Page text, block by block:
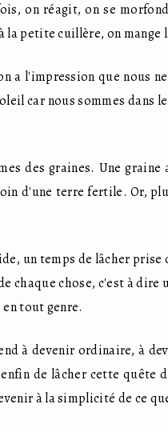
on réagit, on se
la petite cuillère, on mange
a l'impression que nous
car nous sommes dans
des graines. Une graine
d'une terre fertile. Or,
un temps de lâcher prise
chaque chose, c'est à dire
tout genre.
à devenir ordinaire, à
de lâcher cette quête
à la simplicité de ce